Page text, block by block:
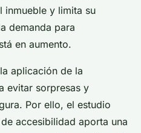
inmueble y limita su
demanda para
en aumento.
aplicación de la
evitar sorpresas y
Por ello, el estudio
accesibilidad aporta una